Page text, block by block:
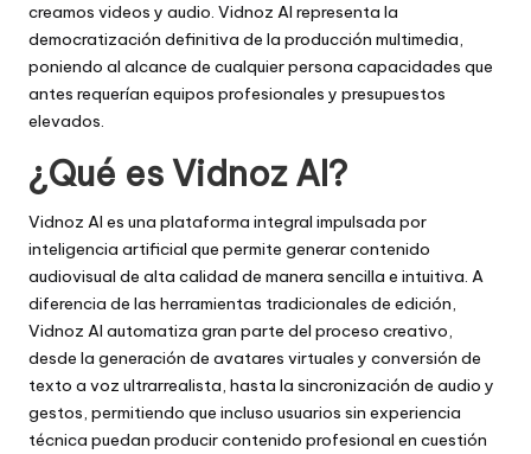
creamos videos y audio. Vidnoz AI representa la
democratización definitiva de la producción multimedia,
poniendo al alcance de cualquier persona capacidades que
antes requerían equipos profesionales y presupuestos
elevados.
¿Qué es Vidnoz AI?
Vidnoz AI es una plataforma integral impulsada por
inteligencia artificial que permite generar contenido
audiovisual de alta calidad de manera sencilla e intuitiva. A
diferencia de las herramientas tradicionales de edición,
Vidnoz AI automatiza gran parte del proceso creativo,
desde la generación de avatares virtuales y conversión de
texto a voz ultrarrealista, hasta la sincronización de audio y
gestos, permitiendo que incluso usuarios sin experiencia
técnica puedan producir contenido profesional en cuestión